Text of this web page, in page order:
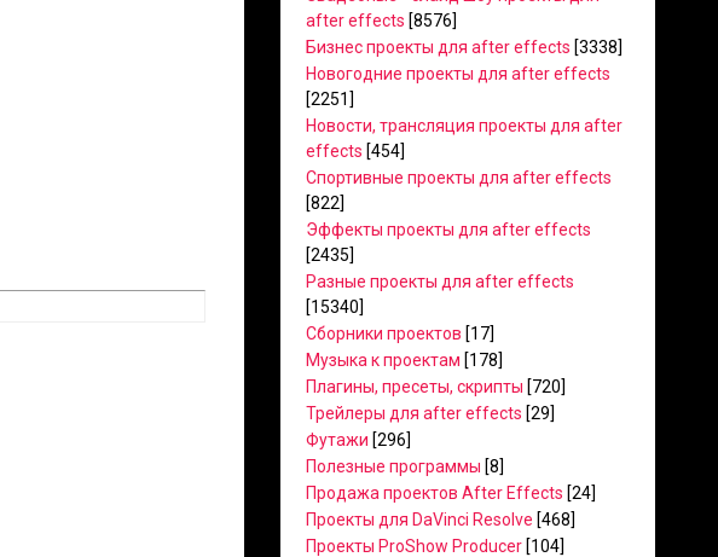
after effects [8576]
Бизнес проекты для after effects [3338]
Новогодние проекты для after effects
[2251]
Новости, трансляция проекты для after
effects [454]
Спортивные проекты для after effects
[822]
Эффекты проекты для after effects
[2435]
Разные проекты для after effects
[15340]
Сборники проектов [17]
Музыка к проектам [178]
Плагины, пресеты, скрипты [720]
Трейлеры для after effects [29]
Футажи [296]
Полезные программы [8]
Продажа проектов After Effects [24]
Проекты для DaVinci Resolve [468]
Проекты ProShow Producer [104]